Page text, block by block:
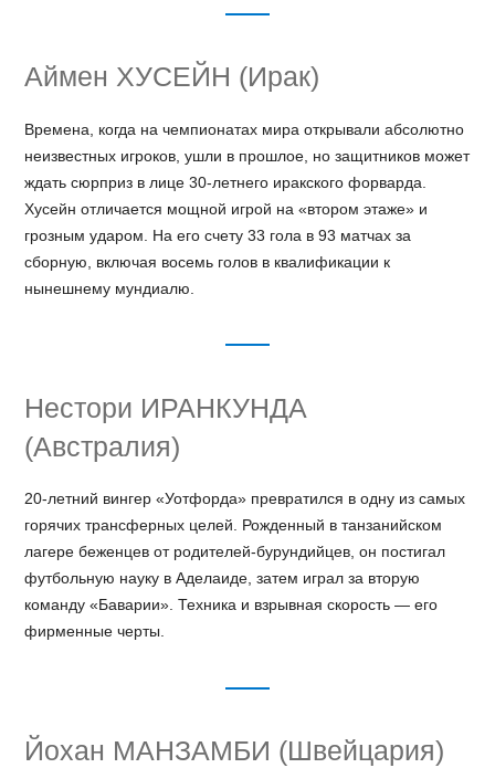
Аймен ХУСЕЙН (Ирак)
Времена, когда на чемпионатах мира открывали абсолютно
неизвестных игроков, ушли в прошлое, но защитников может
ждать сюрприз в лице 30-летнего иракского форварда.
Хусейн отличается мощной игрой на «втором этаже» и
грозным ударом. На его счету 33 гола в 93 матчах за
сборную, включая восемь голов в квалификации к
нынешнему мундиалю.
Нестори ИРАНКУНДА
(Австралия)
20-летний вингер «Уотфорда» превратился в одну из самых
горячих трансферных целей. Рожденный в танзанийском
лагере беженцев от родителей-бурундийцев, он постигал
футбольную науку в Аделаиде, затем играл за вторую
команду «Баварии». Техника и взрывная скорость — его
фирменные черты.
Йохан МАНЗАМБИ (Швейцария)